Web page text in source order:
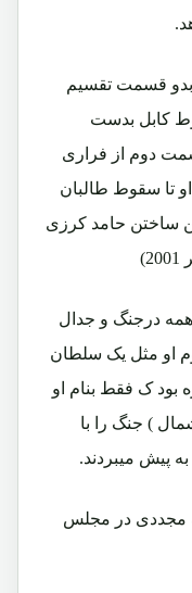
بدو قسمت تقسیم
کابل بدست
26 سپتمبر 1996) و قسمت دوم از فراری
تا سقوط طالبان
ساختن حامد کرزی
درجنگ و جدال
او مثل یک سلطان
بود ک فقط بنام او
) جنگ را با
پیش میبردند.
مجددی در مجلس